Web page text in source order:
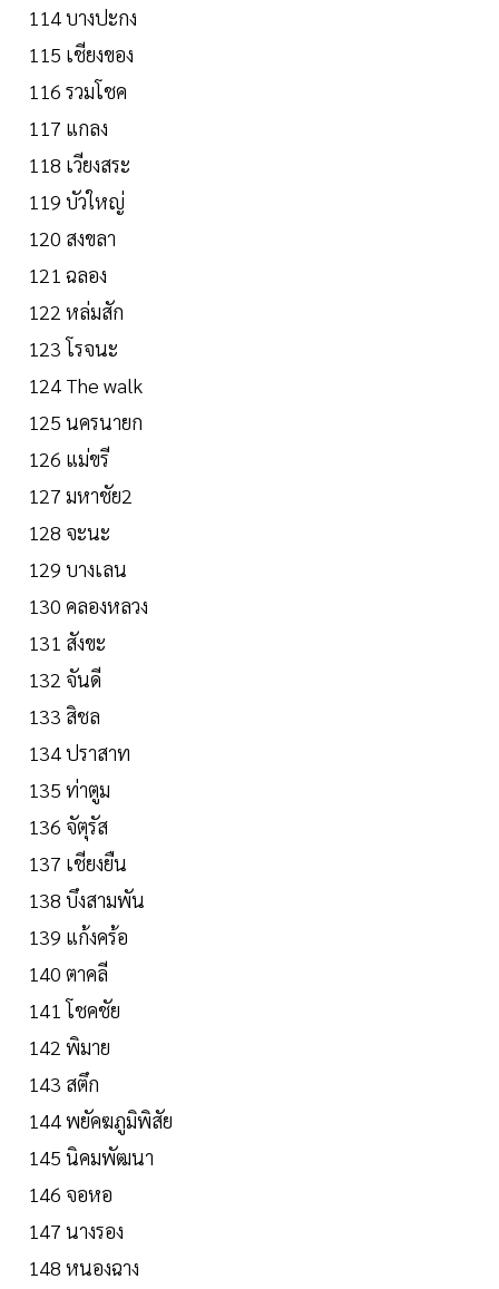
114 บางปะกง
115 เชียงของ
116 รวมโชค
117 แกลง
118 เวียงสระ
119 บัวใหญ่
120 สงขลา
121 ฉลอง
122 หล่มสัก
123 โรจนะ
124 The walk
125 นครนายก
126 แม่ขรี
127 มหาชัย2
128 จะนะ
129 บางเลน
130 คลองหลวง
131 สังขะ
132 จันดี
133 สิชล
134 ปราสาท
135 ท่าตูม
136 จัตุรัส
137 เชียงยืน
138 บึงสามพัน
139 แก้งคร้อ
140 ตาคลี
141 โชคชัย
142 พิมาย
143 สตึก
144 พยัคฆภูมิพิสัย
145 นิคมพัฒนา
146 จอหอ
147 นางรอง
148 หนองฉาง